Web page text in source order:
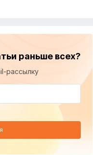
раньше всех?
рассылку